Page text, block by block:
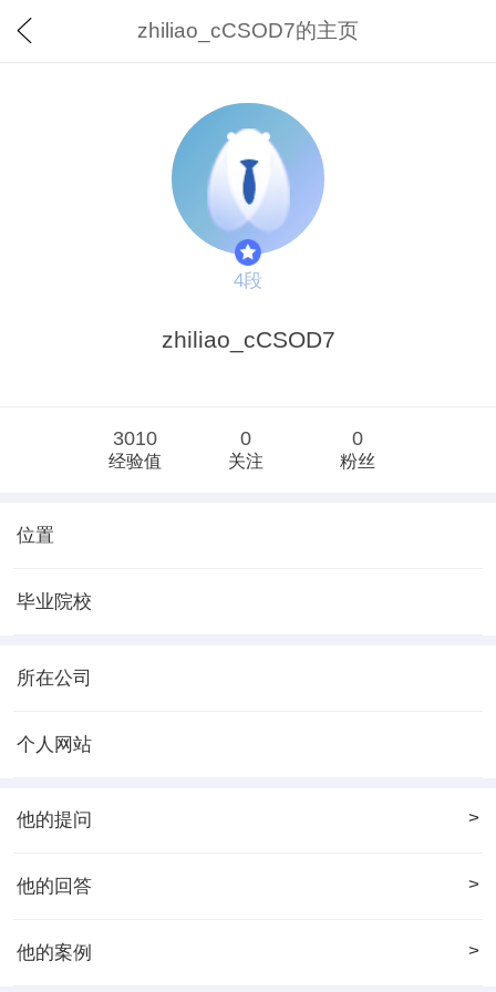
zhiliao_cCSOD7的主页
4段
zhiliao_cCSOD7
3010
经验值
0
关注
0
粉丝
位置
毕业院校
所在公司
个人网站
他的提问 >
他的回答 >
他的案例 >